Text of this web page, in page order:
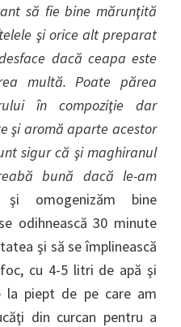
să fie bine mărunţită
şi orice alt preparat
dacă ceapa este
multă. Poate părea
în compoziţie dar
şi aromă aparte acestor
sigur că şi maghiranul
bună dacă le-am
şi omogenizăm bine
odihnească 30 minute
şi să se împlinească
cu 4-5 litri de apă şi
la piept de pe care am
din curcan pentru a